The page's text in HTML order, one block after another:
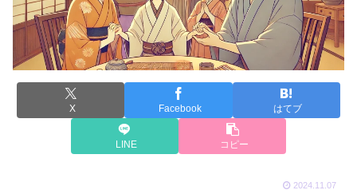
X Facebook はてブ
LINE コピー
2024.11.07